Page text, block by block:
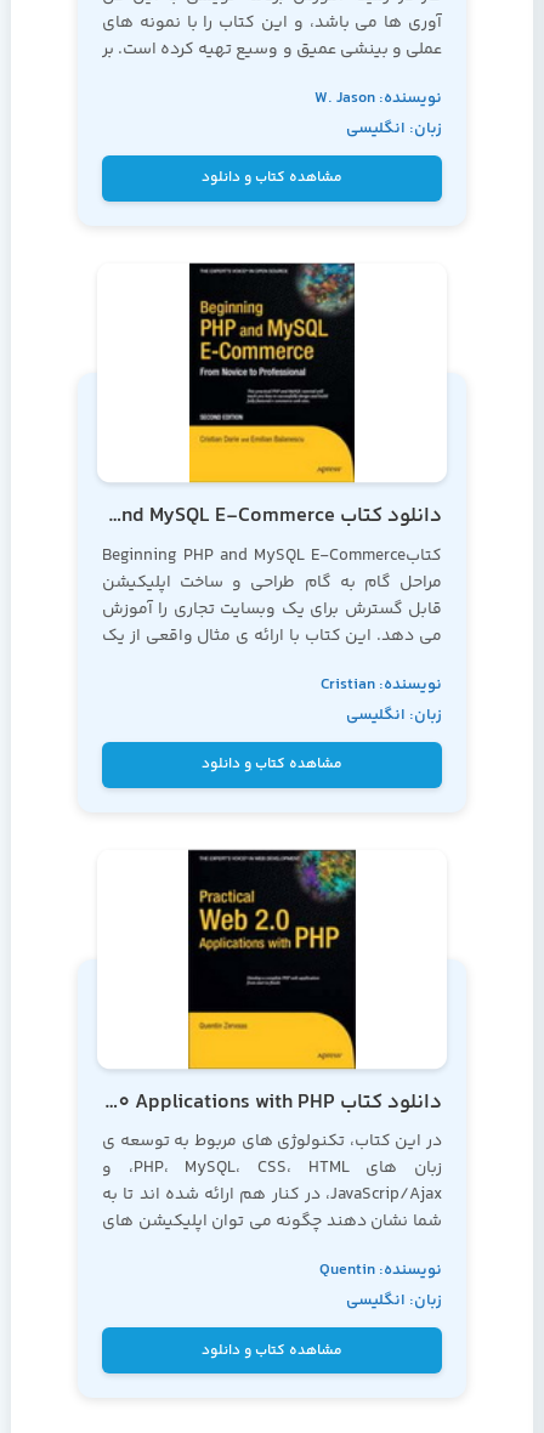
آوری ها می باشد، و این کتاب را با نمونه های
عملی و بینشی عمیق و وسیع تهیه کرده است. بر
کتاب به عنوان کتابی مرجع در زمینه
نگاه کنید
نویسنده: W. Jason
Gilmore
زبان: انگلیسی
مشاهده کتاب و دانلود
دانلود کتاب Beginning PHP and MySQL E-Commerce
کتابBeginning PHP and MySQL E-Commerce
مراحل گام به گام طراحی و ساخت اپلیکیشن
قابل گسترش برای یک وبسایت تجاری را آموزش
می دهد. این کتاب با ارائه ی مثال واقعی از یک
چگونه می توانید یک کاتالوگ محصولات را ایجاد
و کنترل نمایید
نویسنده: Cristian
Darie و Emilian
زبان: انگلیسی
مشاهده کتاب و دانلود
دانلود کتاب Practical Web 2.0 Applications with PHP
در این کتاب، تکنولوژی های مربوط به توسعه ی
زبان های PHP، MySQL، CSS، HTML، و
JavaScrip/Ajax، در کنار هم ارائه شده اند تا به
شما نشان دهند چگونه می توان اپلیکیشن های
نویسی گرفته تا اجرای نهایی کد، و بدون نیاز به
اصول غیر ضروری دیگر که عمدتا شما را به سمت
عقب سوق می دهند، ایجاد نمود.
نویسنده: Quentin
Zervaas
زبان: انگلیسی
مشاهده کتاب و دانلود